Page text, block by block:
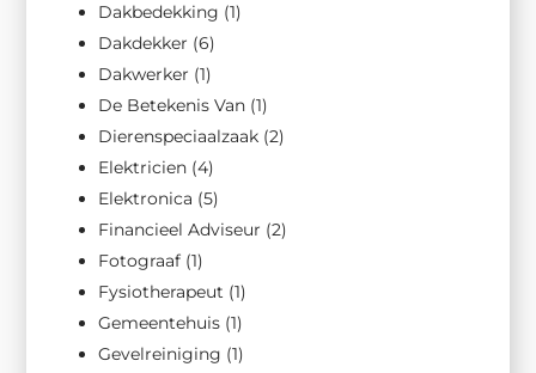
Dakbedekking (1)
Dakdekker (6)
Dakwerker (1)
De Betekenis Van (1)
Dierenspeciaalzaak (2)
Elektricien (4)
Elektronica (5)
Financieel Adviseur (2)
Fotograaf (1)
Fysiotherapeut (1)
Gemeentehuis (1)
Gevelreiniging (1)